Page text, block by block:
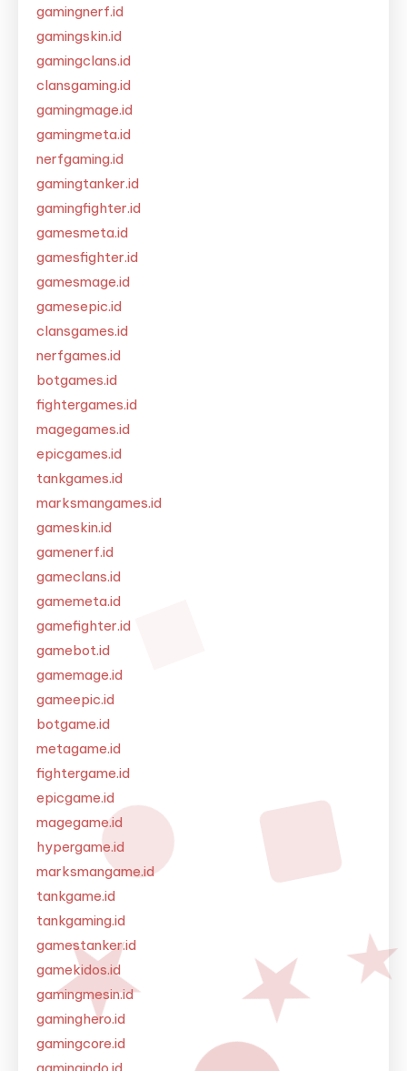
gamingnerf.id
gamingskin.id
gamingclans.id
clansgaming.id
gamingmage.id
gamingmeta.id
nerfgaming.id
gamingtanker.id
gamingfighter.id
gamesmeta.id
gamesfighter.id
gamesmage.id
gamesepic.id
clansgames.id
nerfgames.id
botgames.id
fightergames.id
magegames.id
epicgames.id
tankgames.id
marksmangames.id
gameskin.id
gamenerf.id
gameclans.id
gamemeta.id
gamefighter.id
gamebot.id
gamemage.id
gameepic.id
botgame.id
metagame.id
fightergame.id
epicgame.id
magegame.id
hypergame.id
marksmangame.id
tankgame.id
tankgaming.id
gamestanker.id
gamekidos.id
gamingmesin.id
gaminghero.id
gamingcore.id